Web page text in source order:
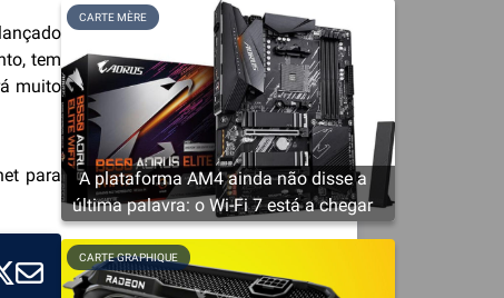
tem
muito
para
A plataforma AM4 ainda não disse a
última palavra: o Wi-Fi 7 está a chegar
CARTE MÈRE
CARTE GRAPHIQUE